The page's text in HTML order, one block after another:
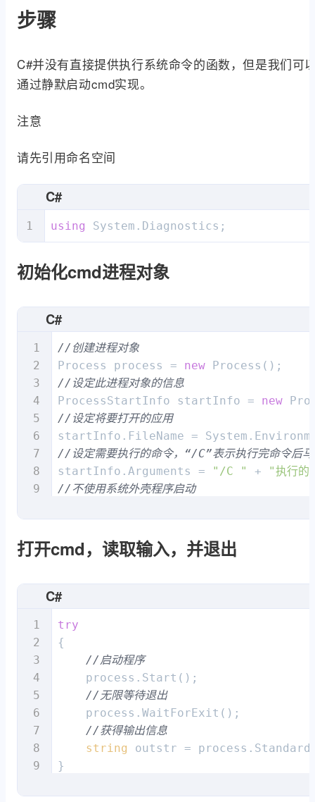
步骤
C#并没有直接提供执行系统命令的函数，但是我们可
通过静默启动cmd实现。
注意
请先引用命名空间
C#
using System.Diagnostics;
初始化cmd进程对象
C#
//创建进程对象
Process process = new
//设定此进程对象的信息
ProcessStartInfo startInfo = new
//设定将要打开的应用
startInfo.FileName =
//设定需要执行的命令，“/C”表示执行完命令
startInfo.Arguments =
"/C " +
"执行的
//不使用系统外壳程序启动
//不重定向输入
startInfo.RedirectStandardInput =
//重定向输出（用于读取输出）
//不创建窗口，不显示
startInfo.CreateNoWindow = true;
process.StartInfo = startInfo;
打开cmd，读取输入，并退出
C#
try
{
//启动程序
    process.Start();
//无限等待退出
    process.WaitForExit();
//获得输出信息
string
outstr =